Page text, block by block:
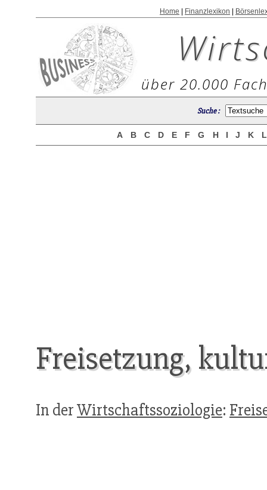
Home Finanzlexikon
über 20.000
Suche :
A B C D E F G H I J K
Freisetzung,
In derWirtschaftssoziologie: